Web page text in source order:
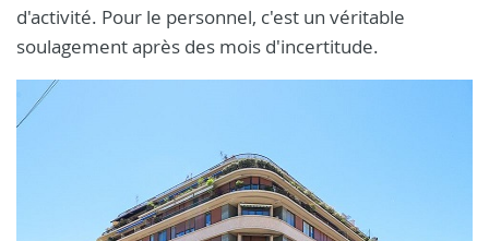
d'activité. Pour le personnel, c'est un véritable
soulagement après des mois d'incertitude.